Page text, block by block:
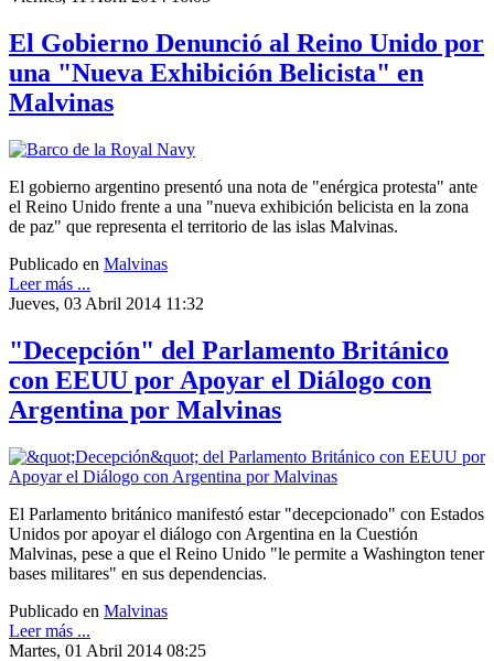
El Gobierno Denunció al Reino Unido por
una "Nueva Exhibición Belicista" en
Malvinas
El gobierno argentino presentó una nota de "enérgica protesta" ante
el Reino Unido frente a una "nueva exhibición belicista en la zona
de paz" que representa el territorio de las islas Malvinas.
Publicado en Malvinas
Leer más ...
Jueves, 03 Abril 2014 11:32
"Decepción" del Parlamento Británico
con EEUU por Apoyar el Diálogo con
Argentina por Malvinas
El Parlamento británico manifestó estar "decepcionado" con Estados
Unidos por apoyar el diálogo con Argentina en la Cuestión
Malvinas, pese a que el Reino Unido "le permite a Washington tener
bases militares" en sus dependencias.
Publicado en Malvinas
Leer más ...
Martes, 01 Abril 2014 08:25